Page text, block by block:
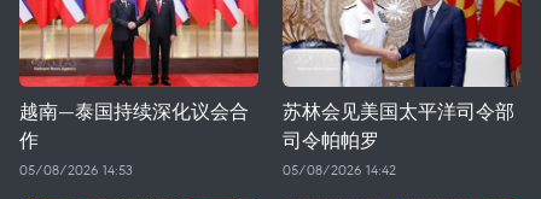
越南—泰国持续深化议会合
作
05/08/2026 14:53
苏林会见美国太平洋司令部
司令帕帕罗
05/08/2026 14:42